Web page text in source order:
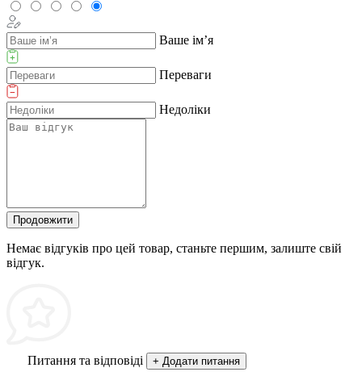
Ваше ім’я
Переваги
Недоліки
Продовжити
Немає відгуків про цей товар, станьте першим, залиште свій
відгук.
Питання та відповіді + Додати питання